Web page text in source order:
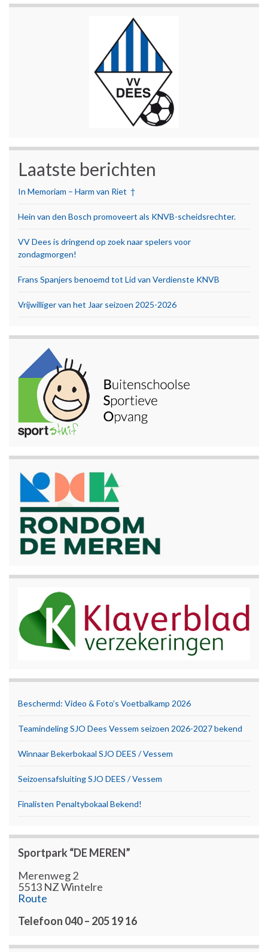
Laatste berichten
In Memoriam – Harm van Riet †
Hein van den Bosch promoveert als KNVB-scheidsrechter.
VV Dees is dringend op zoek naar spelers voor
zondagmorgen!
Frans Spanjers benoemd tot Lid van Verdienste KNVB
Vrijwilliger van het Jaar seizoen 2025-2026
Beschermd: Video & Foto’s Voetbalkamp 2026
Teamindeling SJO Dees Vessem seizoen 2026-2027 bekend
Winnaar Bekerbokaal SJO DEES / Vessem
Seizoensafsluiting SJO DEES / Vessem
Finalisten Penaltybokaal Bekend!
Sportpark “DE MEREN”
Merenweg 2
5513 NZ Wintelre
Route
Telefoon 040 – 205 19 16